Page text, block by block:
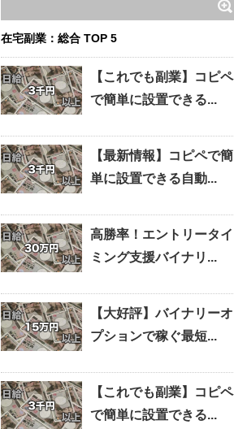
在宅副業：総合 TOP 5
【これでも副業】コピペ
で簡単に設置できる...
【最新情報】コピペで簡
単に設置できる自動...
高勝率！エントリータイ
ミング支援バイナリ...
【大好評】バイナリーオ
プションで稼ぐ最短...
【これでも副業】コピペ
で簡単に設置できる...